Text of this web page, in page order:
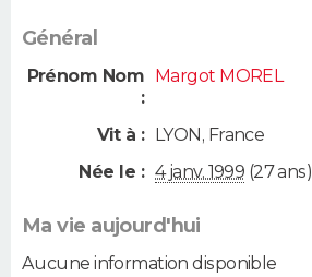
Général
Prénom Nom
:
Margot MOREL
Vit à : LYON, France
Née le : 4 janv. 1999 (27 ans)
Ma vie aujourd'hui
Aucune information disponible